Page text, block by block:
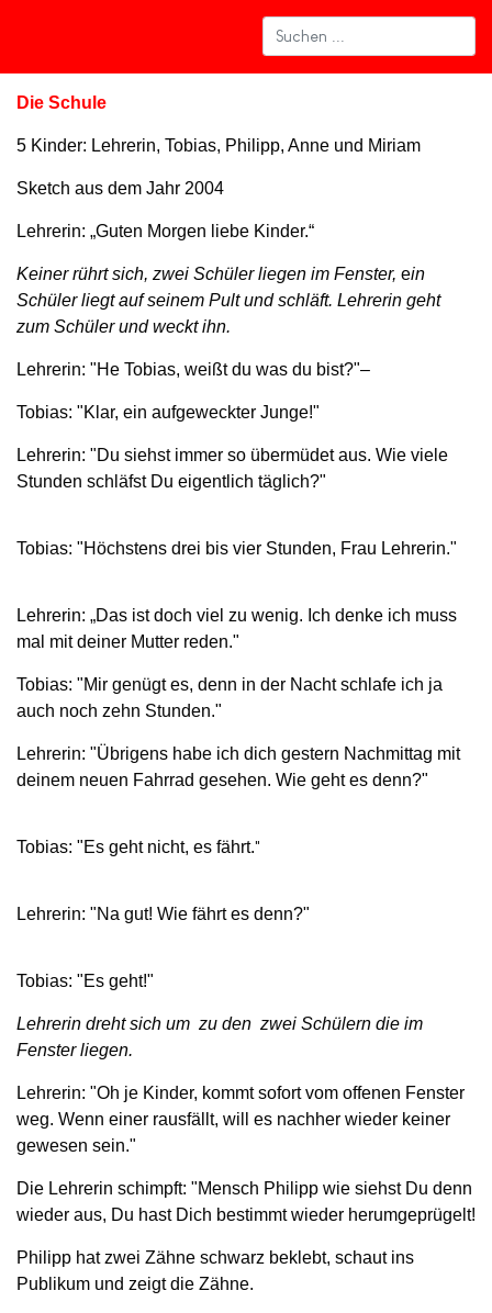
Die Schule
5 Kinder: Lehrerin, Tobias, Philipp, Anne und Miriam
Sketch aus dem Jahr 2004
Lehrerin: „Guten Morgen liebe Kinder.“
Keiner rührt sich, zwei Schüler liegen im Fenster, ein
Schüler liegt auf seinem Pult und schläft. Lehrerin geht
zum Schüler und weckt ihn.
Lehrerin: "He Tobias, weißt du was du bist?"–
Tobias: "Klar, ein aufgeweckter Junge!"
Lehrerin: "Du siehst immer so übermüdet aus. Wie viele
Stunden schläfst Du eigentlich täglich?"
Tobias: "Höchstens drei bis vier Stunden, Frau Lehrerin."
Lehrerin: „Das ist doch viel zu wenig. Ich denke ich muss
mal mit deiner Mutter reden."
Tobias: "Mir genügt es, denn in der Nacht schlafe ich ja
auch noch zehn Stunden."
Lehrerin: "Übrigens habe ich dich gestern Nachmittag mit
deinem neuen Fahrrad gesehen. Wie geht es denn?"
Tobias: "Es geht nicht, es fährt."
Lehrerin: "Na gut! Wie fährt es denn?"
Tobias: "Es geht!"
Lehrerin dreht sich um zu den zwei Schülern die im
Fenster liegen.
Lehrerin: "Oh je Kinder, kommt sofort vom offenen Fenster
weg. Wenn einer rausfällt, will es nachher wieder keiner
gewesen sein."
Die Lehrerin schimpft: "Mensch Philipp wie siehst Du denn
wieder aus, Du hast Dich bestimmt wieder herumgeprügelt!
Philipp hat zwei Zähne schwarz beklebt, schaut ins
Publikum und zeigt die Zähne.